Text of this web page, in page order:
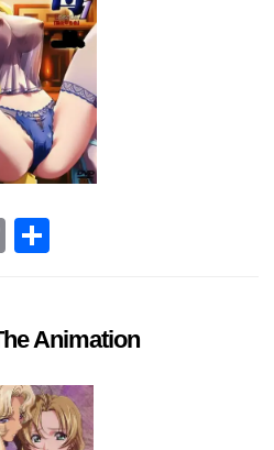
Copy
Animation